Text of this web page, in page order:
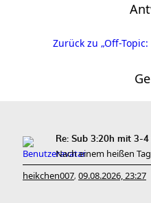
Zurück zu „Off-
Re: Sub 3:20h mit 3-
Nach einem heißen
heikchen007, 09.08.2026, 23:27